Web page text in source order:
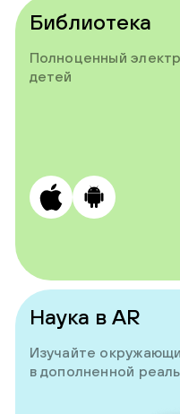
Библиотека
Полноценный
детей
Наука в AR
Изучайте
в дополненной